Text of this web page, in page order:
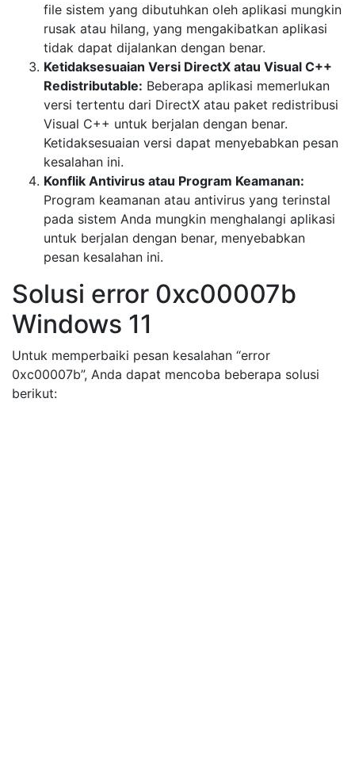
file sistem yang dibutuhkan oleh aplikasi mungkin
rusak atau hilang, yang mengakibatkan aplikasi
tidak dapat dijalankan dengan benar.
Ketidaksesuaian Versi DirectX atau Visual C++
Redistributable: Beberapa aplikasi memerlukan
versi tertentu dari DirectX atau paket redistribusi
Visual C++ untuk berjalan dengan benar.
Ketidaksesuaian versi dapat menyebabkan pesan
kesalahan ini.
Konflik Antivirus atau Program Keamanan:
Program keamanan atau antivirus yang terinstal
pada sistem Anda mungkin menghalangi aplikasi
untuk berjalan dengan benar, menyebabkan
pesan kesalahan ini.
Solusi error 0xc00007b
Windows 11
Untuk memperbaiki pesan kesalahan “error
0xc00007b”, Anda dapat mencoba beberapa solusi
berikut: